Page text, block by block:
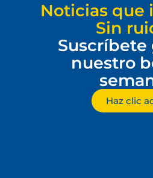
Noticias que
Sin
Suscríbete
nuestro
Haz clic